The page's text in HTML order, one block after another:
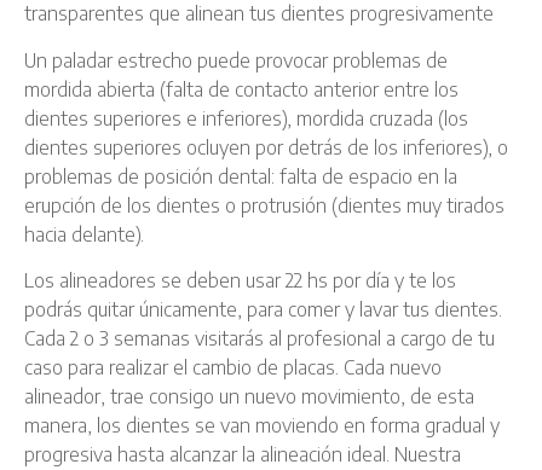
transparentes que alinean tus dientes progresivamente
Un paladar estrecho puede provocar problemas de
mordida abierta (falta de contacto anterior entre los
dientes superiores e inferiores), mordida cruzada (los
dientes superiores ocluyen por detrás de los inferiores), o
problemas de posición dental: falta de espacio en la
erupción de los dientes o protrusión (dientes muy tirados
hacia delante).
Los alineadores se deben usar 22 hs por día y te los
podrás quitar únicamente, para comer y lavar tus dientes.
Cada 2 o 3 semanas visitarás al profesional a cargo de tu
caso para realizar el cambio de placas. Cada nuevo
alineador, trae consigo un nuevo movimiento, de esta
manera, los dientes se van moviendo en forma gradual y
progresiva hasta alcanzar la alineación ideal. Nuestra